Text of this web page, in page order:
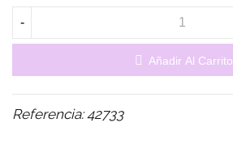
-
Añadir Al Carrito
Referencia: 42733